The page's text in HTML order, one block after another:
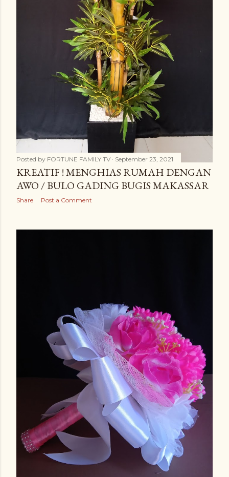
Posted by FORTUNE FAMILY TV September 23, 2021
KREATIF ! MENGHIAS RUMAH DENGAN
AWO / BULO GADING BUGIS MAKASSAR
Share Post a Comment